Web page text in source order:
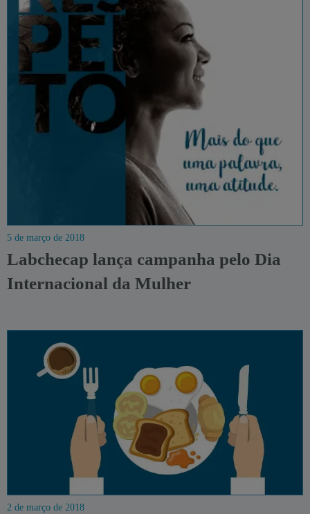
5 de março de 2018
Labchecap lança campanha pelo Dia
Internacional da Mulher
2 de março de 2018